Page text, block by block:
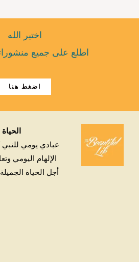
اختبر الله
اطلع على جميع
اضغط هنا
الحياة
عبادي يومي
الإلهام اليومي
أجل الحياة